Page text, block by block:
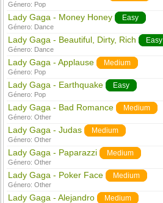
Género: Pop
Lady Gaga - Money Honey Easy
Género: Dance
Lady Gaga - Beautiful, Dirty, Rich Easy
Género: Dance
Lady Gaga - Applause Medium
Género: Pop
Lady Gaga - Earthquake Easy
Género: Pop
Lady Gaga - Bad Romance Medium
Género:Other
Lady Gaga - Judas Medium
Género:Other
Lady Gaga - Paparazzi Medium
Género:Other
Lady Gaga - Poker Face Medium
Género:Other
Lady Gaga - Alejandro Medium